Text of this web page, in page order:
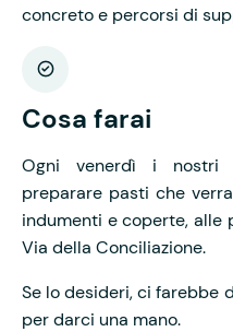
concreto e percorsi di
Cosa farai
Ogni venerdì i nostri
preparare pasti che
indumenti e coperte, alle
Via della Conciliazione.
Se lo desideri, ci farebbe
per darci una mano.